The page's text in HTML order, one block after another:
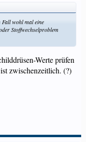
Fall wohl mal eine
Stoffwechselproblem
Werte prüfen
zwischenzeitlich. (?)